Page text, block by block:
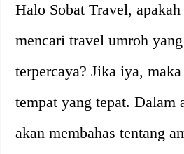
Halo Sobat Travel,
mencari travel umroh
terpercaya? Jika iya,
tempat yang tepat.
akan membahas tentang